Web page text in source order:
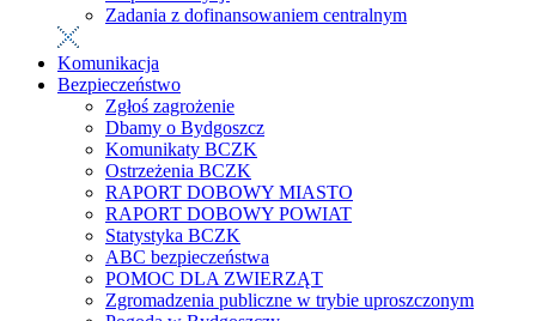
Zadania z dofinansowaniem centralnym
Komunikacja
Bezpieczeństwo
Zgłoś zagrożenie
Dbamy o Bydgoszcz
Komunikaty BCZK
Ostrzeżenia BCZK
RAPORT DOBOWY MIASTO
RAPORT DOBOWY POWIAT
Statystyka BCZK
ABC bezpieczeństwa
POMOC DLA ZWIERZĄT
Zgromadzenia publiczne w trybie uproszczonym